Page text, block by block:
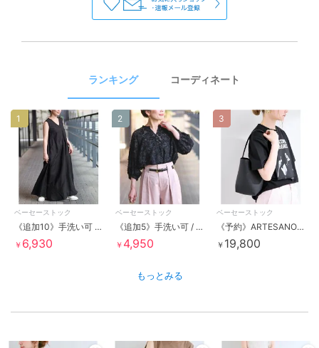
ランキング コーディネート
ベーセーストック
《追加10》手洗い可 / リネンレーヨンスリーブレスワンピース
￥ 6,930
1
ベーセーストック
《追加5》手洗い可 / ハーフスリーブパフジャガードブラウス
￥ 4,950
2
ベーセーストック
《予約》ARTESANOS / アルテサノス 巾着付きワンハンドルバッグ
￥ 19,800
3
もっとみる